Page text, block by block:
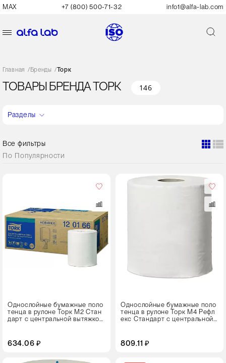
MAX +7 (800) 500-71-32 info1@alfa-lab.com
Главная / Бренды /Торк
ТОВАРЫ БРЕНДА ТОРК 146
Разделы
Все фильтры
По Популярности
Однослойные бумажные поло
тенца в рулоне Торк M2 Стан
дарт с центральной вытяжкой
634.06 ₽
Однослойные бумажные поло
тенца в рулоне Торк M4 Рефл
екс Стандарт с центральной
809.11 ₽